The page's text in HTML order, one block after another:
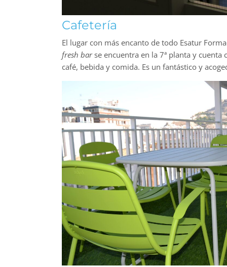
Cafetería
El lugar con más encanto de todo Esatur
fresh barse encuentra en la 7ª planta y
café, bebida y comida. Es un fantástico y